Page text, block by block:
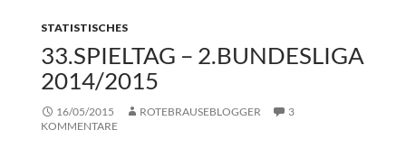
STATISTISCHES
33.SPIELTAG – 2.BUNDESLIGA
2014/2015
16/05/2015 ROTEBRAUSEBLOGGER
3
KOMMENTARE